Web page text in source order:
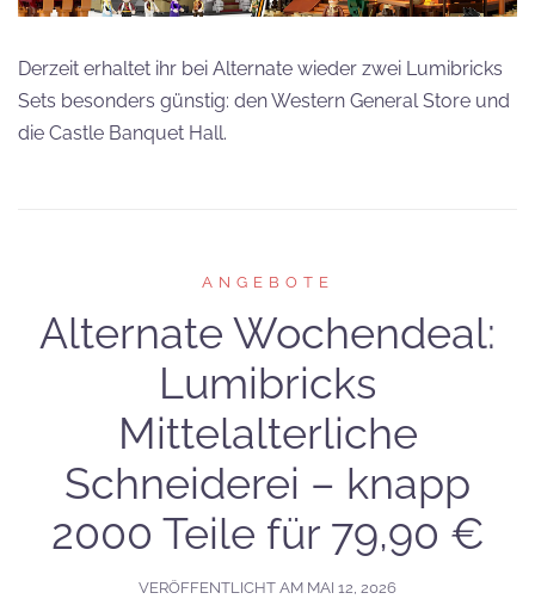
Derzeit erhaltet ihr bei Alternate wieder zwei Lumibricks
Sets besonders günstig: den Western General Store und
die Castle Banquet Hall.
ANGEBOTE
Alternate Wochendeal:
Lumibricks
Mittelalterliche
Schneiderei – knapp
2000 Teile für 79,90 €
VERÖFFENTLICHT AM MAI 12, 2026